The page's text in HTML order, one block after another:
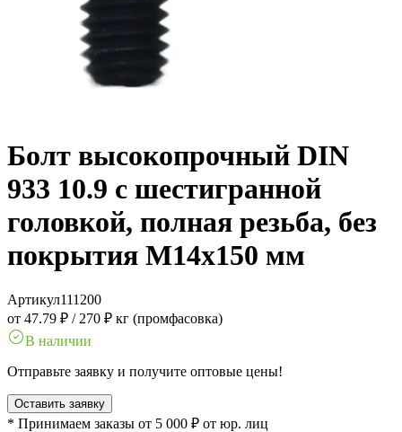
Болт высокопрочный DIN
933 10.9 с шестигранной
головкой, полная резьба, без
покрытия M14x150 мм
Артикул111200
от 47.79 ₽ / 270 ₽ кг (промфасовка)
В наличии
Отправьте заявку и получите оптовые цены!
Оставить заявку
* Принимаем заказы от 5 000 ₽ от юр. лиц